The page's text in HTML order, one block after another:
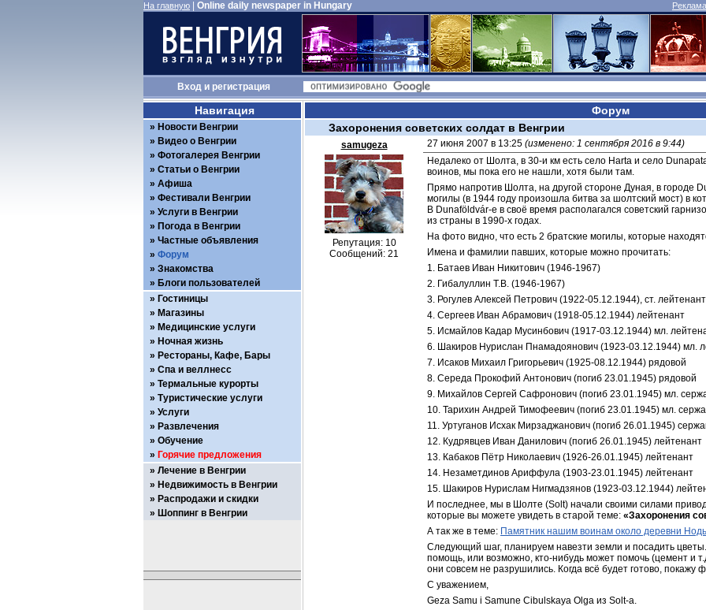
На главную Online daily newspaper in Hungary
Входи регистрация
Форум
Захоронения советских солдат в Венгрии
samugeza
Репутация: 10
Сообщений: 21
27 июня 2007 в 13:25 (изменено: 1 сентября 2016 в 9:44)
Недалеко от Шолта, в 30-и км есть село Harta и село
воинов, мы пока его не нашли, хотя были там.
Прямо напротив Шолта, на другой стороне Дуная, в городе
могилы (в 1944 году произошла битва за шолтский мост) в
В Dunaföldvár-е в своё время располагался советский
из страны в 1990-х годах.
На фото видно, что есть 2 братские могилы, которые
Имена и фамилии павших, которые можно прочитать:
1. Батаев Иван Никитович (1946-1967)
2. Гибалуллин Т.В. (1946-1967)
3. Рогулев Алексей Петрович (1922-05.12.1944), ст. лейтенант
4. Сергеев Иван Абрамович (1918-05.12.1944) лейтенант
5. Исмайлов Кадар Мусинбович (1917-03.12.1944) мл.
6. Шакиров Нурислан Пнамадоянович (1923-03.12.1944) мл.
7. Исаков Михаил Григорьевич (1925-08.12.1944) рядовой
8. Середа Прокофий Антонович (погиб 23.01.1945) рядовой
9. Михайлов Сергей Сафронович (погиб 23.01.1945) мл.
10. Тарихин Андрей Тимофеевич (погиб 23.01.1945) мл.
11. Уртуганов Исхак Мирзаджанович (погиб 26.01.1945)
12. Кудрявцев Иван Данилович (погиб 26.01.1945) лейтенант
13. Кабаков Пётр Николаевич (1926-26.01.1945) лейтенант
14. Незаметдинов Ариффула (1903-23.01.1945) лейтенант
15. Шакиров Нурислам Нигмадзянов (1923-03.12.1944)
И последнее, мы в Шолте (Solt) начали своими силами
которые вы можете увидеть в старой теме: «Захоронения
А так же в теме: Памятник нашим воинам около деревни
Следующий шаг, планируем навезти земли и посадить
помощь, или возможно, кто-нибудь может помочь (цемент и
они совсем не разрушились. Когда всё будет готово, покажу
С уважением,
Geza Samu i Samune Cibulskaya Olga из Solt-а.
Навигация
Новости Венгрии
Видео о Венгрии
Фотогалерея Венгрии
Статьи о Венгрии
Афиша
Фестивали Венгрии
Услуги в Венгрии
Погода в Венгрии
Частные объявления
Форум
Знакомства
Блоги пользователей
Гостиницы
Магазины
Медицинские услуги
Ночная жизнь
Рестораны, Кафе, Бары
Спа и веллнесс
Термальные курорты
Туристические услуги
Услуги
Развлечения
Обучение
Горячие предложения
Лечение в Венгрии
Недвижимость в Венгрии
Распродажи и скидки
Шоппинг в Венгрии